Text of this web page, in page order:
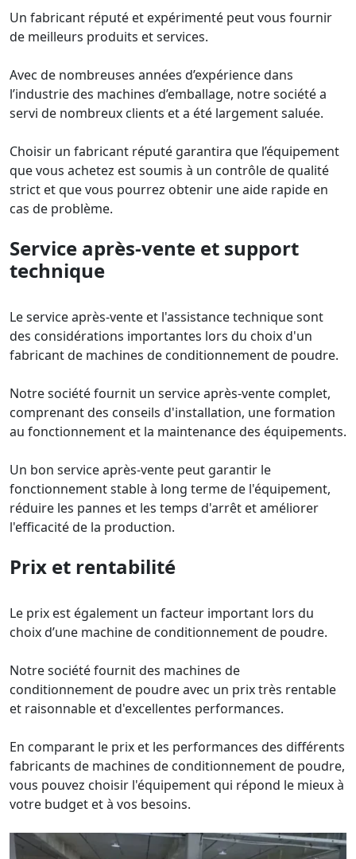
Un fabricant réputé et expérimenté peut vous fournir
de meilleurs produits et services.
Avec de nombreuses années d’expérience dans
l’industrie des machines d’emballage, notre société a
servi de nombreux clients et a été largement saluée.
Choisir un fabricant réputé garantira que l’équipement
que vous achetez est soumis à un contrôle de qualité
strict et que vous pourrez obtenir une aide rapide en
cas de problème.
Service après-vente et support
technique
Le service après-vente et l'assistance technique sont
des considérations importantes lors du choix d'un
fabricant de machines de conditionnement de poudre.
Notre société fournit un service après-vente complet,
comprenant des conseils d'installation, une formation
au fonctionnement et la maintenance des équipements.
Un bon service après-vente peut garantir le
fonctionnement stable à long terme de l'équipement,
réduire les pannes et les temps d'arrêt et améliorer
l'efficacité de la production.
Prix ​​et rentabilité
Le prix est également un facteur important lors du
choix d’une machine de conditionnement de poudre.
Notre société fournit des machines de
conditionnement de poudre avec un prix très rentable
et raisonnable et d'excellentes performances.
En comparant le prix et les performances des différents
fabricants de machines de conditionnement de poudre,
vous pouvez choisir l'équipement qui répond le mieux à
votre budget et à vos besoins.